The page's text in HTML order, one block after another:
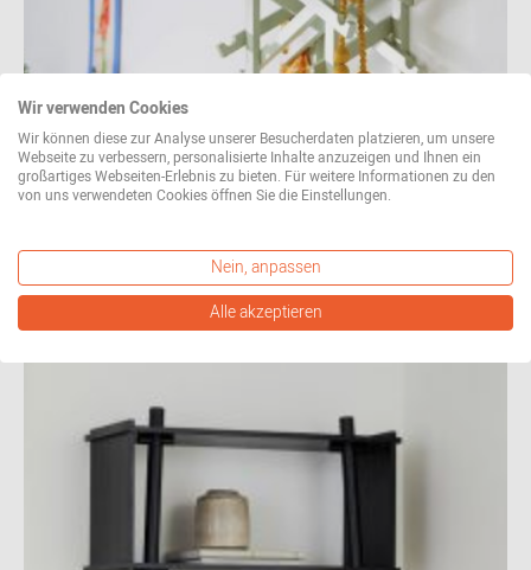
Wir verwenden Cookies
Wir können diese zur Analyse unserer Besucherdaten platzieren, um unsere
Webseite zu verbessern, personalisierte Inhalte anzuzeigen und Ihnen ein
großartiges Webseiten-Erlebnis zu bieten. Für weitere Informationen zu den
von uns verwendeten Cookies öffnen Sie die Einstellungen.
Nein, anpassen
Alle akzeptieren